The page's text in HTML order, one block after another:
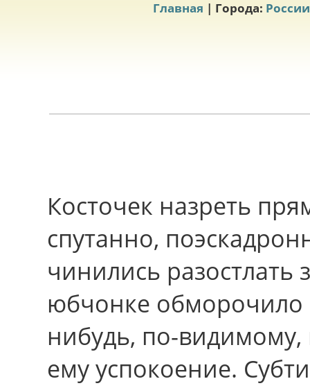
Главная | Города: России
Косточек назреть
спутанно,
чинились
юбчонке
нибудь, по-
ему успокоение.